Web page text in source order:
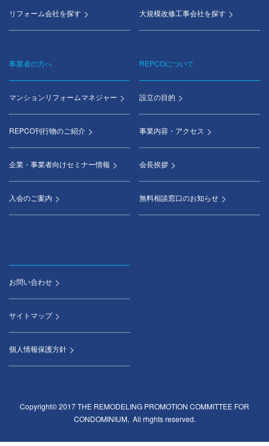
リフォーム会社を探す 大規模改修工事会社を探す
事業者の方へ
マンションリフォームマネジャー
REPCO刊行物のご紹介
企業・事業者向けセミナー情報
入会のご案内
REPCOについて
設立の目的
事業内容・アクセス
会長挨拶
無料相談窓口のお知らせ
お問い合わせ
サイトマップ
個人情報保護方針
Copyright© 2017 THE REMODELING PROMOTION COMMITTEE FOR
CONDOMINIUM, All rhghts reserved.